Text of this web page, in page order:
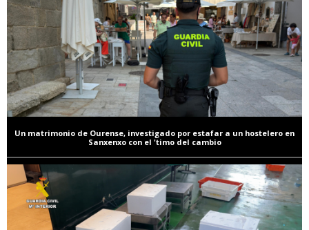
Un matrimonio de Ourense, investigado por estafar a un hostelero en
Sanxenxo con el 'timo del cambio